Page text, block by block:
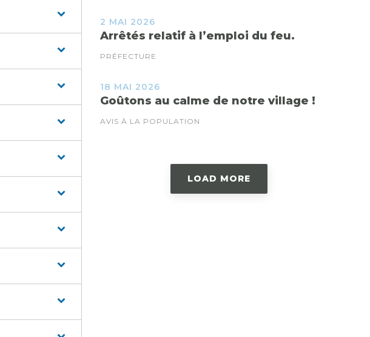
2 MAI 2026
Arrêtés relatif à l’emploi du feu.
PRÉFECTURE
18 MAI 2026
Goûtons au calme de notre village !
AVIS À LA POPULATION
LOAD MORE